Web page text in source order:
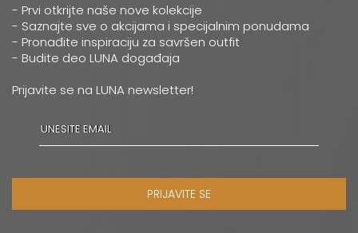
- Prvi otkrijte naše nove kolekcije
- Saznajte sve o akcijama i specijalnim ponudama
- Pronađite inspiraciju za savršen outfit
- Budite deo LUNA događaja
Prijavite se na LUNA newsletter!
PRIJAVITE SE